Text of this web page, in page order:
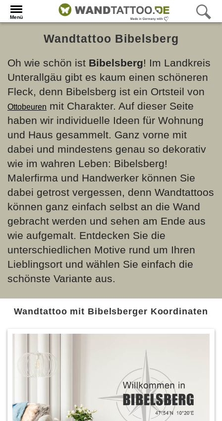
Menü
Wandtattoo Bibelsberg
Oh wie schön ist Bibelsberg! Im Landkreis
Unterallgäu gibt es kaum einen schöneren
Fleck, denn Bibelsberg ist ein Ortsteil von
Ottobeuren mit Charakter. Auf dieser Seite
haben wir individuelle Ideen für Wohnung
und Haus gesammelt. Ganz vorne mit
dabei und mindestens genau so dekorativ
wie im wahren Leben: Bibelsberg!
Malerfirma und Handwerker können Sie
dabei getrost vergessen, denn Wandtattoos
können ganz einfach selbst an die Wand
gebracht werden und sehen am Ende aus
wie aufgemalt. Entdecken Sie die
unterschiedlichen Motive rund um Ihren
Lieblingsort und wählen Sie einfach die
schönste Variante aus.
Wandtattoo mit Bibelsberger Koordinaten